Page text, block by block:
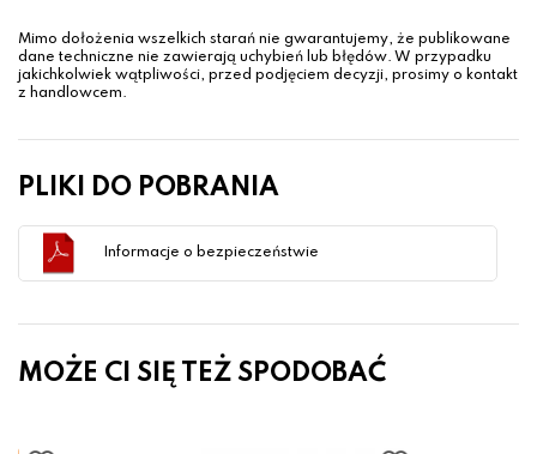
Mimo dołożenia wszelkich starań nie gwarantujemy, że publikowane
dane techniczne nie zawierają uchybień lub błędów. W przypadku
jakichkolwiek wątpliwości, przed podjęciem decyzji, prosimy o kontakt
z handlowcem.
PLIKI DO POBRANIA
Informacje o bezpieczeństwie
MOŻE CI SIĘ TEŻ SPODOBAĆ